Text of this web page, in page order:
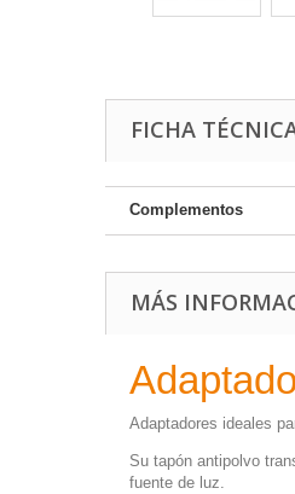
FICHA
Complementos
MÁS
Adaptadores ideales
Su tapón antipolvo
fuente de luz.